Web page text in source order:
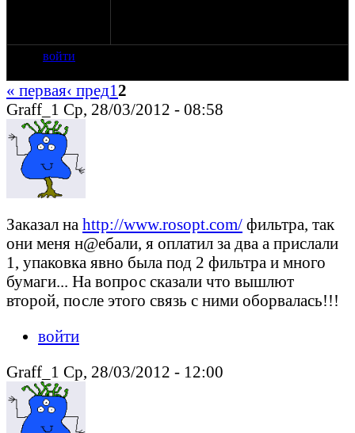
войти
« первая‹ пред12
Graff_1 Ср, 28/03/2012 - 08:58
Заказал на http://www.rosopt.com/ фильтра, так
они меня н@ебали, я оплатил за два а прислали
1, упаковка явно была под 2 фильтра и много
бумаги... На вопрос сказали что вышлют
второй, после этого связь с ними оборвалась!!!
войти
Graff_1 Ср, 28/03/2012 - 12:00